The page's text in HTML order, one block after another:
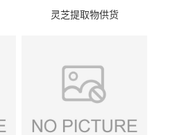
灵芝提取物供货